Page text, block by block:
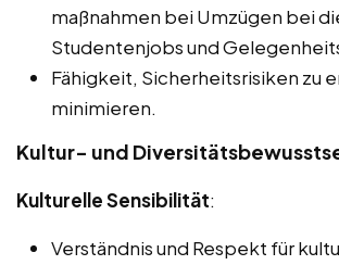
maßnahmen bei Umzügen bei
Studentenjobs und
Fähigkeit, Sicherheitsrisiken zu
minimieren.
Kultur- und
Kulturelle Sensibilität:
Verständnis und Respekt für